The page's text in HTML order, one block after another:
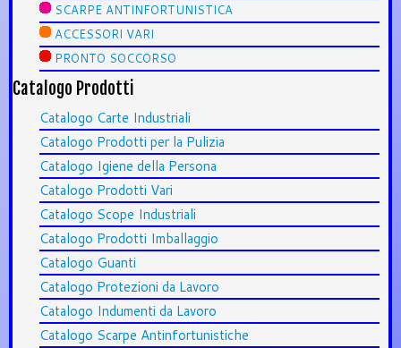
SCARPE ANTINFORTUNISTICA
ACCESSORI VARI
PRONTO SOCCORSO
Catalogo Prodotti
Catalogo Carte Industriali
Catalogo Prodotti per la Pulizia
Catalogo Igiene della Persona
Catalogo Prodotti Vari
Catalogo Scope Industriali
Catalogo Prodotti Imballaggio
Catalogo Guanti
Catalogo Protezioni da Lavoro
Catalogo Indumenti da Lavoro
Catalogo Scarpe Antinfortunistiche